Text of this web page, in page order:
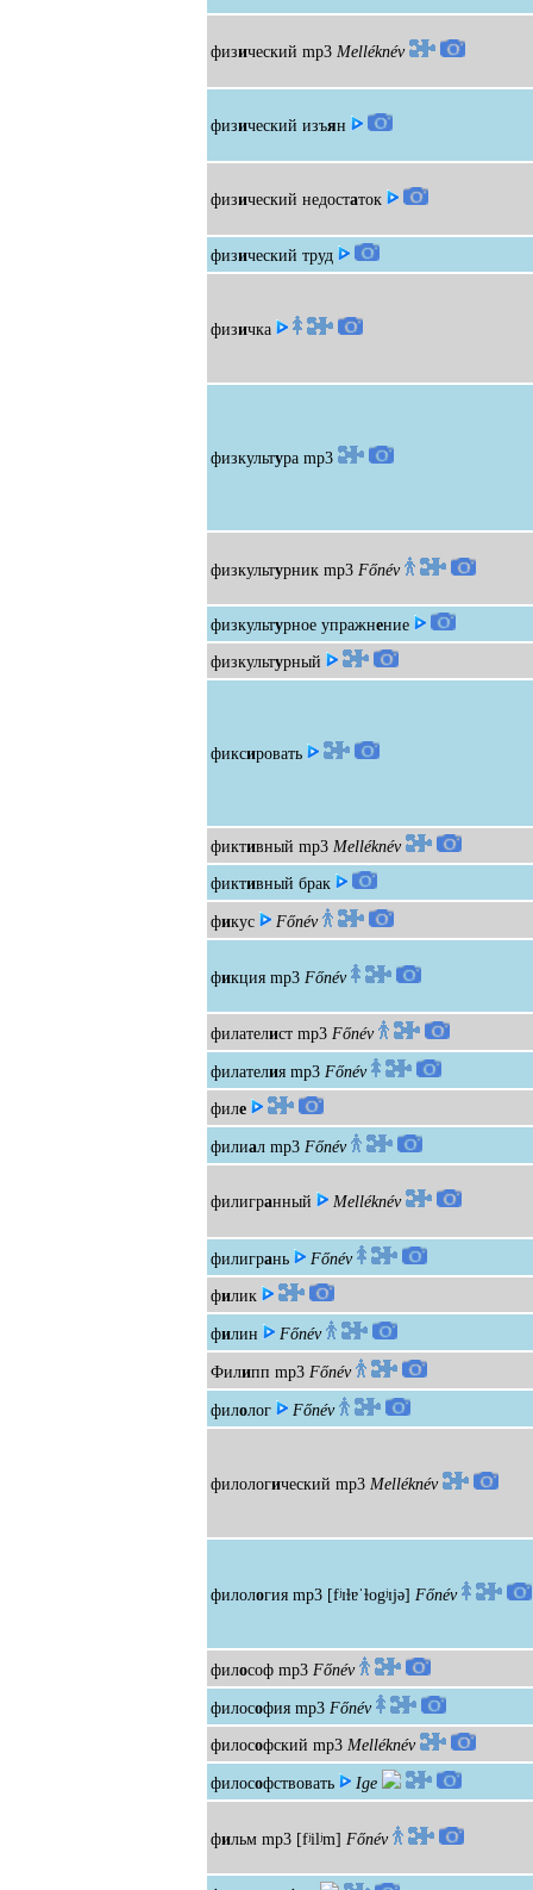
физический mp3 Melléknév
физический изъян
физический недостаток
физический труд
физичка
физкультура mp3
физкультурник mp3 Főnév
физкультурное упражнение
физкультурный
фиксировать
фиктивный mp3 Melléknév
фиктивный брак
фикус Főnév
фикция mp3 Főnév
филателист mp3 Főnév
филателия mp3 Főnév
филе
филиал mp3 Főnév
филигранный Melléknév
филигрань Főnév
филик
филин Főnév
Филипп mp3 Főnév
филолог Főnév
филологический mp3 Melléknév
филология mp3 [fʲɪɫɐˈɫogʲɪjə] Főnév
философ mp3 Főnév
философия mp3 Főnév
философский mp3 Melléknév
философствовать Ige
фильм mp3 [fʲilʲm] Főnév